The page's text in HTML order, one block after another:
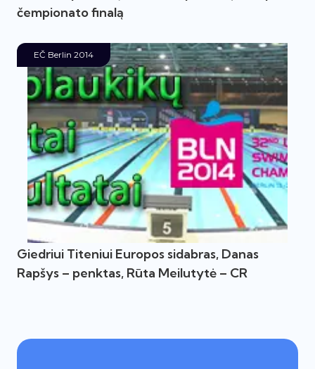
čempionato finalą
EČ Berlin 2014
Giedriui Titeniui Europos sidabras, Danas
Rapšys – penktas, Rūta Meilutytė – CR